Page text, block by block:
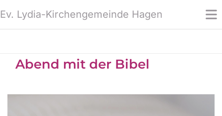
Ev. Lydia-Kirchengemeinde Hagen
Abend mit der Bibel